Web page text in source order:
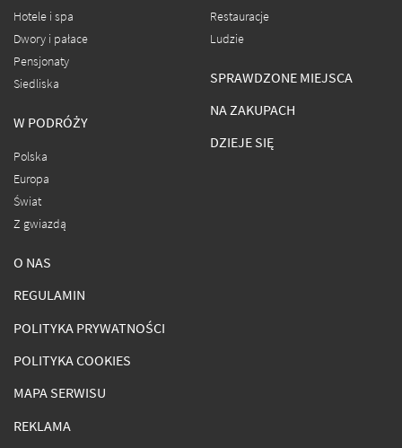
Hotele i spa
Dwory i pałace
Pensjonaty
Siedliska
W PODRÓŻY
Polska
Europa
Świat
Z gwiazdą
Restauracje
Ludzie
SPRAWDZONE MIEJSCA
NA ZAKUPACH
DZIEJE SIĘ
O NAS
REGULAMIN
POLITYKA PRYWATNOŚCI
POLITYKA COOKIES
MAPA SERWISU
REKLAMA